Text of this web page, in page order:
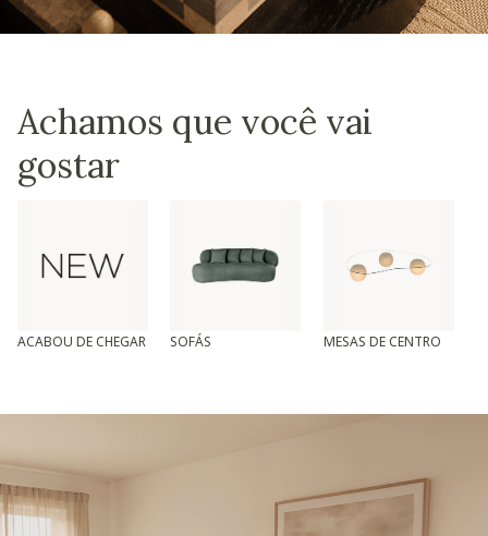
Achamos que você vai
gostar
ACABOU DE CHEGAR SOFÁS MESAS DE CENTRO